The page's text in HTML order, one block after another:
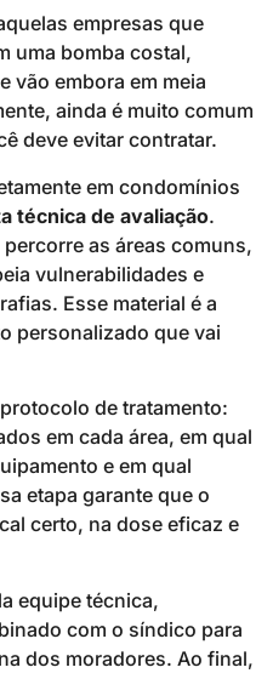
empresas que
uma bomba costal,
vão embora em meia
ainda é muito comum
deve evitar contratar.
em condomínios
técnica de avaliação.
as áreas comuns,
vulnerabilidades e
Esse material é a
personalizado que vai
de tratamento:
em cada área, em qual
e em qual
etapa garante que o
certo, na dose eficaz e
equipe técnica,
com o síndico para
dos moradores. Ao final,